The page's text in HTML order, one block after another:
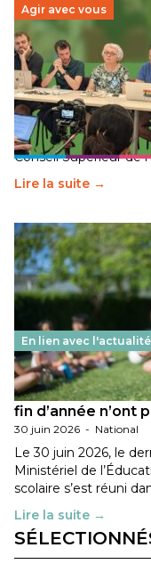
Agir avec vous
Transition
Éducation fait
30 juin 2026-National
Pendant plusieurs
travaillé sur la
Conseil Supérieur de
Lire la suite →
En lien avec l'actualité
Les décisions
fin d’année n’ont
30 juin 2026 - National
Le 30 juin 2026, le
Ministériel de
scolaire s’est réuni
Lire la suite →